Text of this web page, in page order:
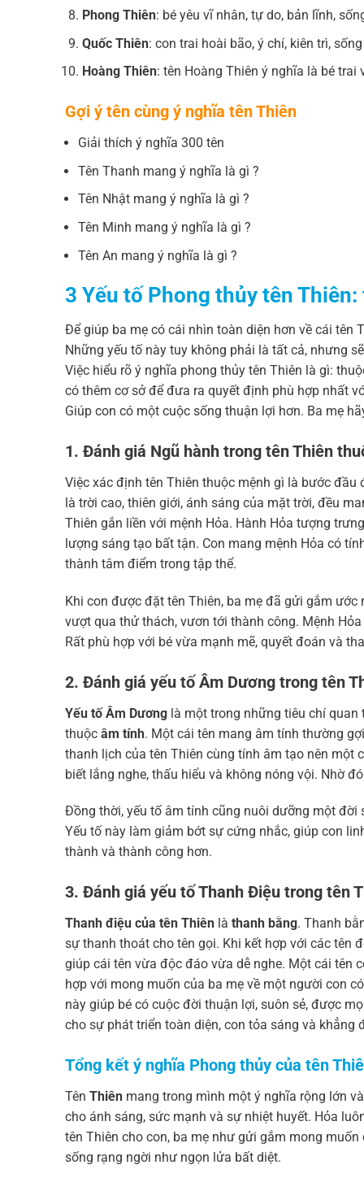
Phong Thiên: bé yêu vĩ nhân, tự do, bản lĩnh,
Quốc Thiên: con trai hoài bão, ý chí, kiên trì,
Hoàng Thiên: tên Hoàng Thiên ý nghĩa là bé trai
Gợi ý tên cùng ý nghĩa tên Thiên
Giải thích ý nghĩa 300 tên
Tên Thanh mang ý nghĩa là gì ?
Tên Nhật mang ý nghĩa là gì ?
Tên Minh mang ý nghĩa là gì ?
Tên An mang ý nghĩa là gì ?
3 Yếu tố Phong thủy tên
Để giúp ba mẹ có cái nhìn toàn diện hơn về cái tên
Những yếu tố này tuy không phải là tất cả, nhưng
Việc hiểu rõ ý nghĩa phong thủy tên Thiên là gì:
có thêm cơ sở để đưa ra quyết định phù hợp nhất
Giúp con có một cuộc sống thuận lợi hơn. Ba mẹ
1. Đánh giá Ngũ hành trong tên Thiên
Việc xác định tên Thiên thuộc mệnh gì là bước
là trời cao, thiên giới, ánh sáng của mặt trời, đều
Thiên gắn liền với mệnh Hỏa. Hành Hỏa tượng
lượng sáng tạo bất tận. Con mang mệnh Hỏa có
thành tâm điểm trong tập thể.
Khi con được đặt tên Thiên, ba mẹ đã gửi gắm
vượt qua thử thách, vươn tới thành công. Mệnh
Rất phù hợp với bé vừa mạnh mẽ, quyết đoán và
2. Đánh giá yếu tố Âm Dương trong tên
Yếu tố Âm Dương là một trong những tiêu chí quan
thuộc âm tính. Một cái tên mang âm tính thường
thanh lịch của tên Thiên cùng tính âm tạo nên một
biết lắng nghe, thấu hiểu và không nóng vội. Nhờ
Đồng thời, yếu tố âm tính cũng nuôi dưỡng một
Yếu tố này làm giảm bớt sự cứng nhắc, giúp con
thành và thành công hơn.
3. Đánh giá yếu tố Thanh Điệu trong tên
Thanh điệu của tên Thiên là thanh bằng. Thanh
sự thanh thoát cho tên gọi. Khi kết hợp với các tên
giúp cái tên vừa độc đáo vừa dễ nghe. Một cái tên
hợp với mong muốn của ba mẹ về một người con
này giúp bé có cuộc đời thuận lợi, suôn sẻ, được
cho sự phát triển toàn diện, con tỏa sáng và khẳng
Tổng kết ý nghĩa Phong thủy của tên
Tên Thiên mang trong mình một ý nghĩa rộng lớn
cho ánh sáng, sức mạnh và sự nhiệt huyết. Hỏa
tên Thiên cho con, ba mẹ như gửi gắm mong
sống rạng ngời như ngọn lửa bất diệt.